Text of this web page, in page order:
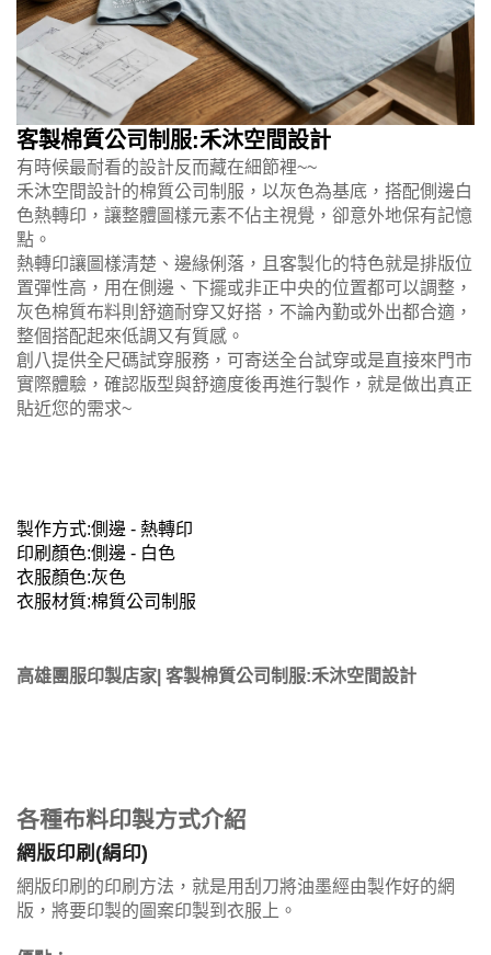
客製棉質公司制服:禾沐空間設計
有時候最耐看的設計反而藏在細節裡~~
禾沐空間設計的棉質公司制服，以灰色為基底，搭配側邊白
色熱轉印，讓整體圖樣元素不佔主視覺，卻意外地保有記憶
點。
熱轉印讓圖樣清楚、邊緣俐落，且客製化的特色就是排版位
置彈性高，用在側邊、下擺或非正中央的位置都可以調整，
灰色棉質布料則舒適耐穿又好搭，不論內勤或外出都合適，
整個搭配起來低調又有質感。
創八提供全尺碼試穿服務，可寄送全台試穿或是直接來門市
實際體驗，確認版型與舒適度後再進行製作，就是做出真正
貼近您的需求~
製作方式:側邊 - 熱轉印
印刷顏色:側邊 - 白色
衣服顏色:灰色
衣服材質:棉質公司制服
高雄團服印製店家| 客製棉質公司制服:禾沐空間設計
各種布料印製方式介紹
網版印刷(絹印)
網版印刷的印刷方法，就是用刮刀將油墨經由製作好的網
版，將要印製的圖案印製到衣服上。